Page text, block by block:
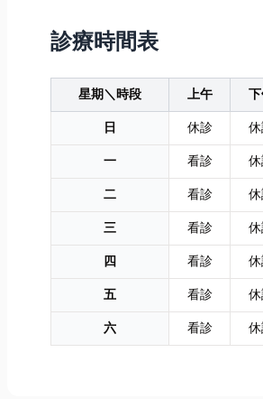
診療時間表
星期＼時段 上午
日
休診
一
看診
二
看診
三
看診
四
看診
五
看診
六
看診